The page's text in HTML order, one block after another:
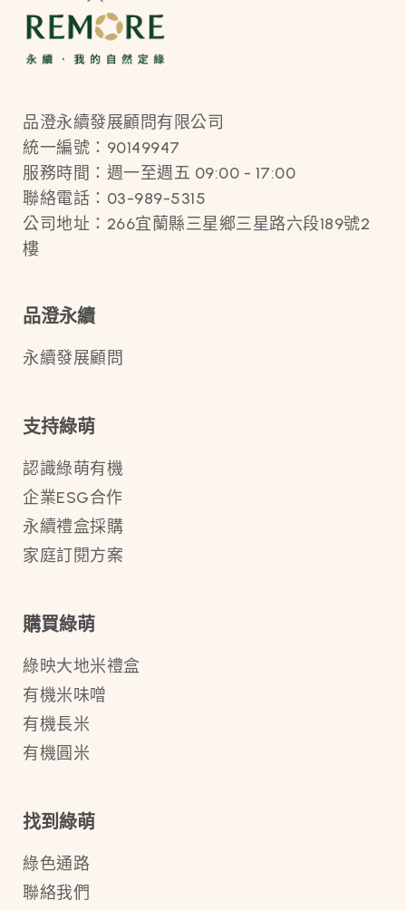
品澄永續發展顧問有限公司
統一編號：90149947
服務時間：週一至週五 09:00 - 17:00
聯絡電話：03-989-5315
公司地址：266宜蘭縣三星鄉三星路六段189號2
樓
品澄永續
永續發展顧問
支持綠萌
認識綠萌有機
企業ESG合作
永續禮盒採購
家庭訂閱方案
購買綠萌
綠映大地米禮盒
有機米味噌
有機長米
有機圓米
找到綠萌
綠色通路
聯絡我們